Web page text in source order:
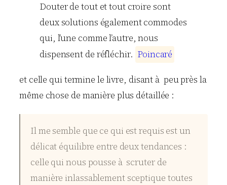
Douter de tout et tout croire sont
deux solutions également commodes
qui, l’une comme l’autre, nous
dispensent de réfléchir. Poincaré
et celle qui termine le livre, disant à peu près la
même chose de manière plus détaillée :
Il me semble que ce qui est requis est un
délicat équilibre entre deux tendances :
celle qui nous pousse à scruter de
manière inlassablement sceptique toutes